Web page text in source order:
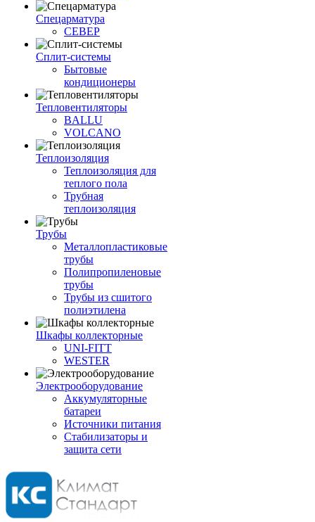
Спецарматура
СЕВЕР
Сплит-системы
Бытовые
кондиционеры
Тепловентиляторы
BALLU
VOLCANO
Теплоизоляция
Теплоизоляция для
теплого пола
Трубная
теплоизоляция
Трубы
Металлопластиковые
трубы
Полипропиленовые
трубы
Трубы из сшитого
полиэтилена
Шкафы коллекторные
UNI-FITT
WESTER
Электрооборудование
Аккумуляторные
батареи
Источники питания
Стабилизаторы и
защита сети